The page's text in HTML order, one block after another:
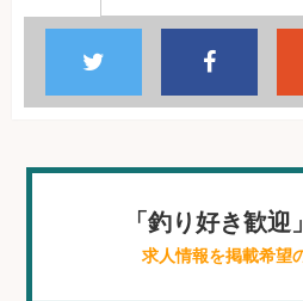
「釣り好き歓
求人情報を掲載希望